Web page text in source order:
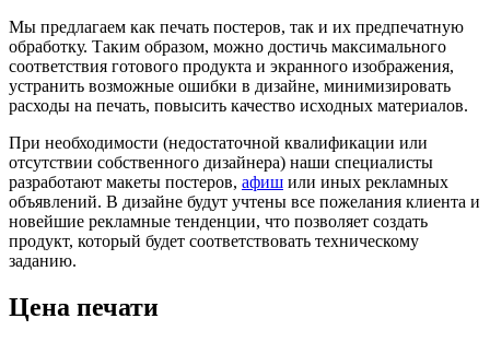
Мы предлагаем как печать постеров, так и их предпечатную
обработку. Таким образом, можно достичь максимального
соответствия готового продукта и экранного изображения,
устранить возможные ошибки в дизайне, минимизировать
расходы на печать, повысить качество исходных материалов.
При необходимости (недостаточной квалификации или
отсутствии собственного дизайнера) наши специалисты
разработают макеты постеров, афиш или иных рекламных
объявлений. В дизайне будут учтены все пожелания клиента и
новейшие рекламные тенденции, что позволяет создать
продукт, который будет соответствовать техническому
заданию.
Цена печати